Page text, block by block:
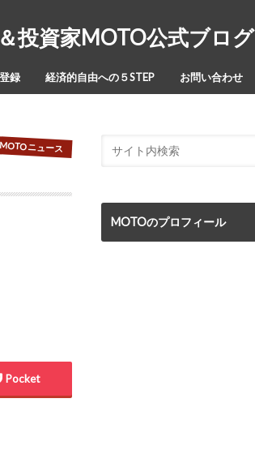
投資家MOTO公式ブログ
録 経済的自由への５STEP お問い合わせ
MOTOニュース
Pocket
MOTOのプロフィール